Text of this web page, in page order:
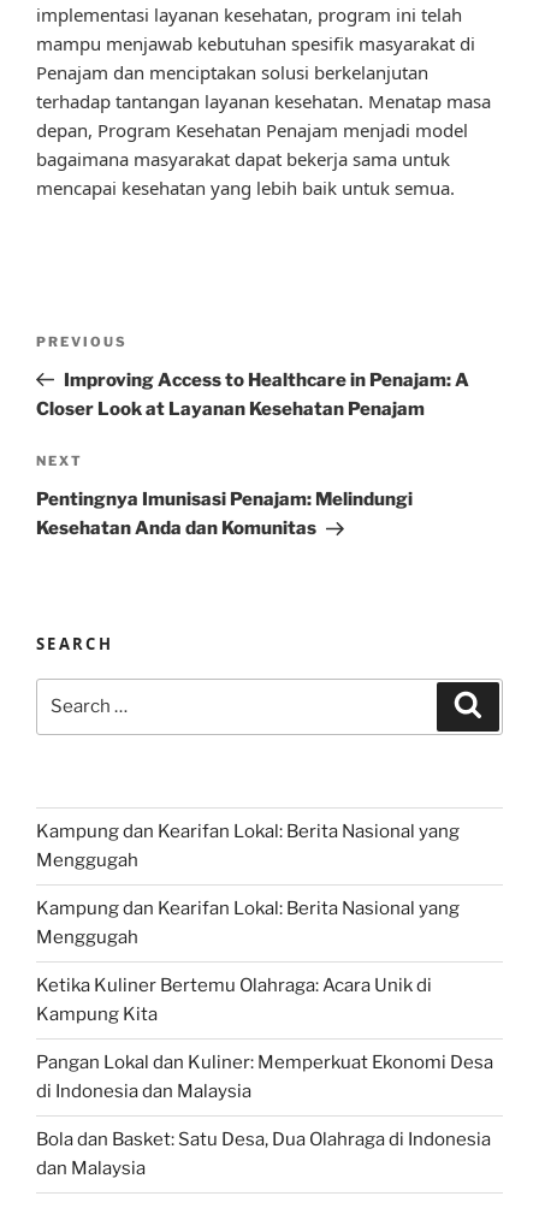
implementasi layanan kesehatan, program ini telah
mampu menjawab kebutuhan spesifik masyarakat di
Penajam dan menciptakan solusi berkelanjutan
terhadap tantangan layanan kesehatan. Menatap masa
depan, Program Kesehatan Penajam menjadi model
bagaimana masyarakat dapat bekerja sama untuk
mencapai kesehatan yang lebih baik untuk semua.
Previous
Post
PREVIOUS
Improving Access to Healthcare in Penajam: A
Closer Look at Layanan Kesehatan Penajam
Next
Post
NEXT
Pentingnya Imunisasi Penajam: Melindungi
Kesehatan Anda dan Komunitas
SEARCH
Kampung dan Kearifan Lokal: Berita Nasional yang
Menggugah
Kampung dan Kearifan Lokal: Berita Nasional yang
Menggugah
Ketika Kuliner Bertemu Olahraga: Acara Unik di
Kampung Kita
Pangan Lokal dan Kuliner: Memperkuat Ekonomi Desa
di Indonesia dan Malaysia
Bola dan Basket: Satu Desa, Dua Olahraga di Indonesia
dan Malaysia